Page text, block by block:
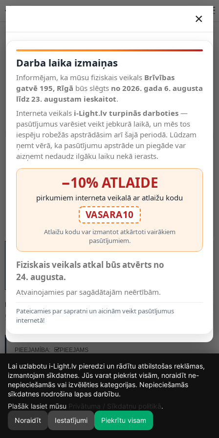
Salīdzināt
Vēlmju
saraksts
Valodas
0
MODELIS:
98.00€
PIEEJAMĪBA:
PIEEJAMS
×
Darba laika izmaiņas
Informējam, ka mūsu fiziskais veikals Brīvības
gatvē 195, Rīgā būs slēgts no 2026. gada 6. augusta
līdz 23. augustam ieskaitot.
Interneta veikals i-Light.lv turpinās darboties —
pasūtījumus varēsiet veikt jebkurā laikā, un mēs tos
iespēju robežās apstrādāsim arī šajā periodā. Lūdzam
ņemt vērā, ka pasūtījumu apstrāde un piegāde var
aizņemt nedaudz ilgāku laiku nekā ierasts.
−10% ATLAIDE
pirkumiem interneta veikalā ar atlaižu kodu
VASARA10
Atlaižu kodu var izmantot atkārtoti vairākiem
pasūtījumiem.
Fiziskais veikals atkal būs atvērts no
24. augusta.
Atvainojamies par sagādātajām neērtībām.
Pateicamies par sapratni un aicinām veikt pasūtījumus
internetā!
12
DIENAS
19
STUNDAS
48
MIN.
21
Lai uzlabotu i-Light.lv pieredzi un rādītu atbilstošas reklāmas,
izmantojam sīkdatnes. Jūs varat piekrist visām, noraidīt ne-
nepieciešamās vai izvēlēties kategorijas. Nepieciešamās
sīkdatnes nodrošina lapas darbību.
Plašāk lasiet mūsu Privātuma / Sīkdatņu politikā.
Noraidīt
Iestatījumi Piekrītu visam